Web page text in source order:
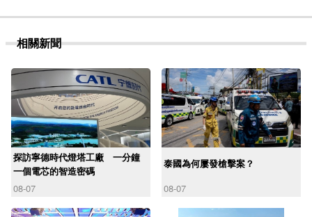
相關新聞
探訪寧德時代燈塔工廠 一分鐘
一個電芯的智造密碼
08-07
泰國為何屢發槍擊案？
08-07